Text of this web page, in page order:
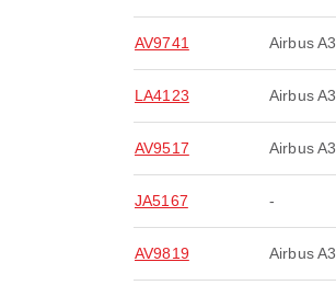
AV9741 Airbus
LA4123 Airbus
AV9517 Airbus
JA5167 -
AV9819 Airbus